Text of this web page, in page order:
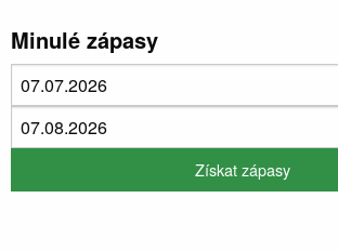
Minulé zápasy